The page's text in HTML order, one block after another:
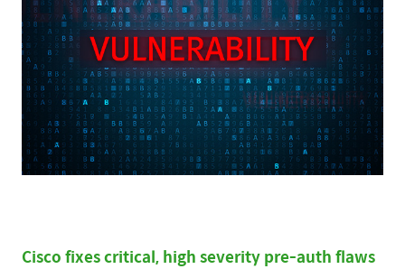
Cisco fixes critical, high severity pre-auth flaws